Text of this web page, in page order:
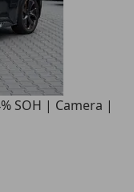
SOH | Camera |